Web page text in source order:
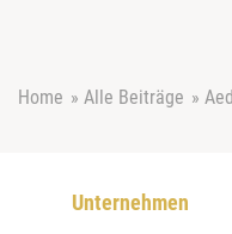
Home » Alle Beiträge »
Unternehmen